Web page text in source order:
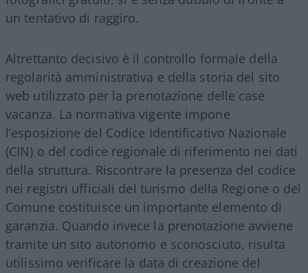
un tentativo di raggiro.
Altrettanto decisivo è il controllo formale della
regolarità amministrativa e della storia del sito
web utilizzato per la prenotazione delle case
vacanza. La normativa vigente impone
l’esposizione del Codice Identificativo Nazionale
(CIN) o del codice regionale di riferimento nei dati
della struttura. Riscontrare la presenza del codice
nei registri ufficiali del turismo della Regione o del
Comune costituisce un importante elemento di
garanzia. Quando invece la prenotazione avviene
tramite un sito autonomo e sconosciuto, risulta
utilissimo verificare la data di creazione del